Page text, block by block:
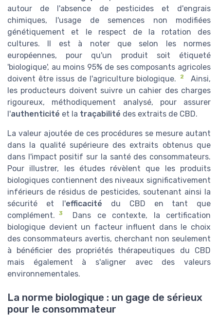
autour de l'absence de pesticides et d'engrais
chimiques, l'usage de semences non modifiées
génétiquement et le respect de la rotation des
cultures. Il est à noter que selon les normes
européennes, pour qu'un produit soit étiqueté
'biologique', au moins 95% de ses composants agricoles
doivent être issus de l'agriculture biologique.
2
Ainsi,
les producteurs doivent suivre un cahier des charges
rigoureux, méthodiquement analysé, pour assurer
l'authenticité et la traçabilité des extraits de CBD.
La valeur ajoutée de ces procédures se mesure autant
dans la qualité supérieure des extraits obtenus que
dans l'impact positif sur la santé des consommateurs.
Pour illustrer, les études révèlent que les produits
biologiques contiennent des niveaux significativement
inférieurs de résidus de pesticides, soutenant ainsi la
sécurité et l'efficacité du CBD en tant que
complément.
3
Dans ce contexte, la certification
biologique devient un facteur influent dans le choix
des consommateurs avertis, cherchant non seulement
à bénéficier des propriétés thérapeutiques du CBD
mais également à s'aligner avec des valeurs
environnementales.
La norme biologique : un gage de sérieux
pour le consommateur